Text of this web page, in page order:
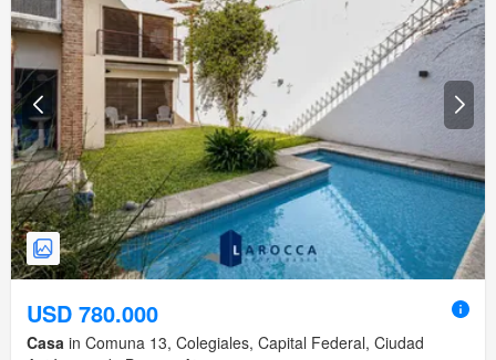
USD 780.000
Casa in Comuna 13, Colegiales, Capital Federal, Ciudad